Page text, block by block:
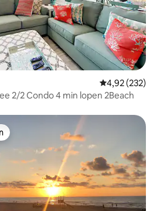
Gemiddelde
4,92 (232)
2/2 Condo 4 min lopen 2Beach